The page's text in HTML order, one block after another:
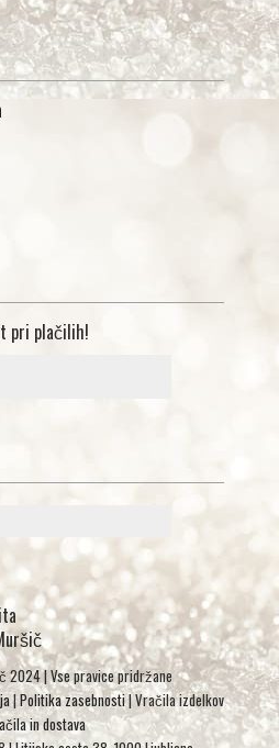
pri plačilih!
2024 | Vse pravice pridržane
|Politika zasebnosti| Vračila izdelkov
in dostava